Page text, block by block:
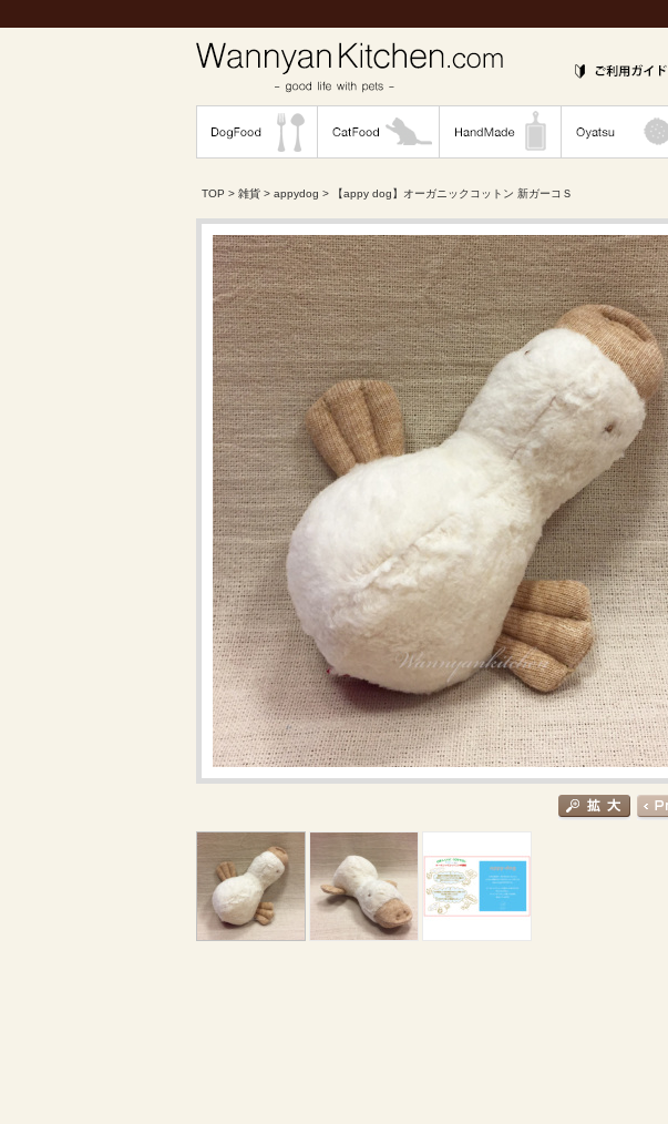
TOP > 雑貨 > appydog > 【appy dog】オーガニックコットン 新ガーコＳ